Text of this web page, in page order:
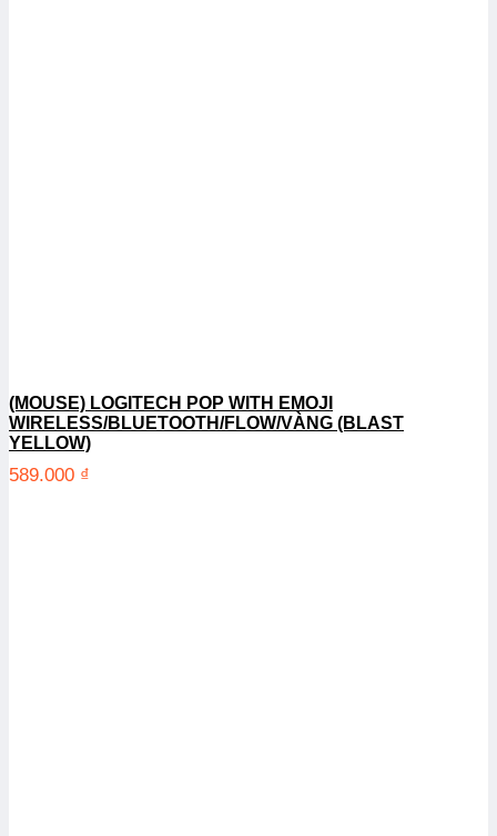
(MOUSE) LOGITECH POP WITH EMOJI
WIRELESS/BLUETOOTH/FLOW/VÀNG (BLAST
YELLOW)
589.000 ₫